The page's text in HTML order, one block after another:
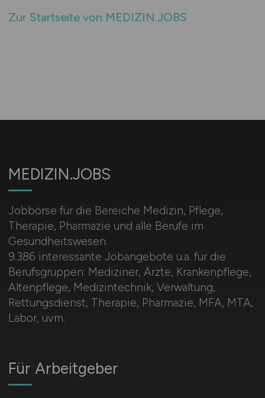
Zur Startseite von MEDIZIN.JOBS
MEDIZIN.JOBS
Jobbörse für die Bereiche Medizin, Pflege,
Therapie, Pharmazie und alle Berufe im
Gesundheitswesen.
9.386 interessante Jobangebote u.a. für die
Berufsgruppen: Mediziner, Ärzte, Krankenpflege,
Altenpflege, Medizintechnik, Verwaltung,
Rettungsdienst, Therapie, Pharmazie, MFA, MTA,
Labor, uvm.
Für Arbeitgeber